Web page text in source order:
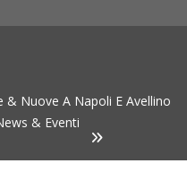
& Nuove A Napoli E Avellino
& Eventi